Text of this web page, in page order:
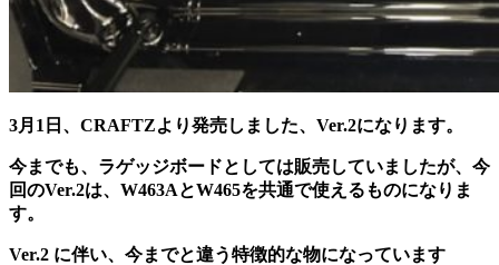
3月1日、CRAFTZより発売しました、Ver.2になります。
今までも、ラゲッジボードとしては販売していましたが、今
回のVer.2は、W463AとW465を共通で使えるものになりま
す。
Ver.2 に伴い、今までと違う特徴的な物になっています